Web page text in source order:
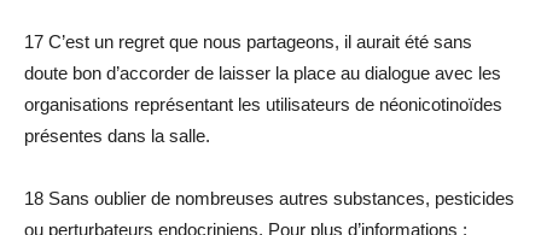
17 C’est un regret que nous partageons, il aurait été sans
doute bon d’accorder de laisser la place au dialogue avec les
organisations représentant les utilisateurs de néonicotinoïdes
présentes dans la salle.
18 Sans oublier de nombreuses autres substances, pesticides
ou perturbateurs endocriniens. Pour plus d’informations :